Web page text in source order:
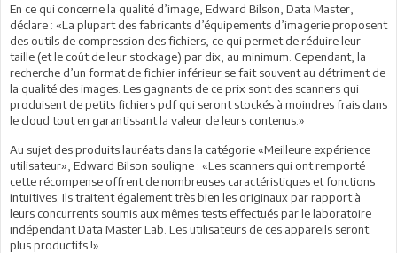
En ce qui concerne la qualité d’image, Edward Bilson, Data Master,
déclare : «La plupart des fabricants d’équipements d’imagerie proposent
des outils de compression des fichiers, ce qui permet de réduire leur
taille (et le coût de leur stockage) par dix, au minimum. Cependant, la
recherche d’un format de fichier inférieur se fait souvent au détriment de
la qualité des images. Les gagnants de ce prix sont des scanners qui
produisent de petits fichiers pdf qui seront stockés à moindres frais dans
le cloud tout en garantissant la valeur de leurs contenus.»
Au sujet des produits lauréats dans la catégorie «Meilleure expérience
utilisateur», Edward Bilson souligne : «Les scanners qui ont remporté
cette récompense offrent de nombreuses caractéristiques et fonctions
intuitives. Ils traitent également très bien les originaux par rapport à
leurs concurrents soumis aux mêmes tests effectués par le laboratoire
indépendant Data Master Lab. Les utilisateurs de ces appareils seront
plus productifs !»